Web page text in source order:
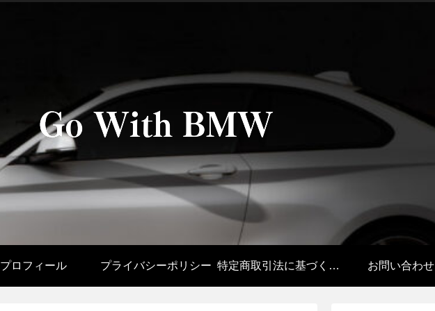
プロフィール プライバシーポリシー 特定商取引法に基づく表記 お問い合わせ